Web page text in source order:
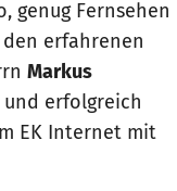
genug Fernsehen
erfahrenen
Markus
erfolgreich
EK Internet mit